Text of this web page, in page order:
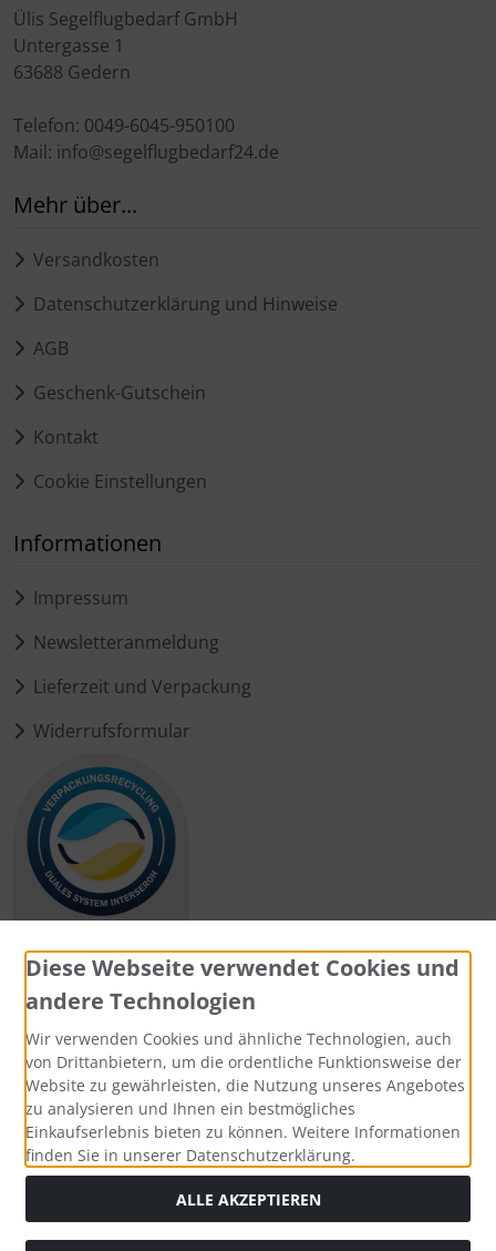
Ülis Segelflugbedarf GmbH
Untergasse 1
63688 Gedern
Telefon: 0049-6045-950100
Mail: info@segelflugbedarf24.de
Mehr über...
Versandkosten
Datenschutzerklärung und Hinweise
AGB
Geschenk-Gutschein
Kontakt
Cookie Einstellungen
Informationen
Impressum
Newsletteranmeldung
Lieferzeit und Verpackung
Widerrufsformular
Zahlungsmethoden
Social Media
Diese Webseite verwendet Cookies und
andere Technologien
Wir verwenden Cookies und ähnliche Technologien, auch
von Drittanbietern, um die ordentliche Funktionsweise der
Website zu gewährleisten, die Nutzung unseres Angebotes
zu analysieren und Ihnen ein bestmögliches
Einkaufserlebnis bieten zu können. Weitere Informationen
finden Sie in unserer Datenschutzerklärung.
ALLE AKZEPTIEREN